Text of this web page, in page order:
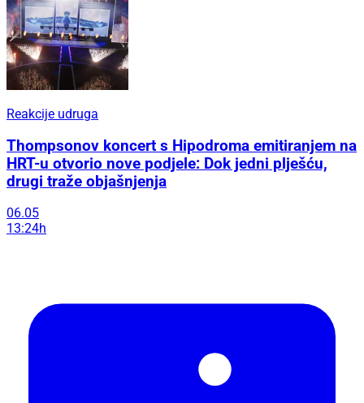
Reakcije udruga
Thompsonov koncert s Hipodroma emitiranjem na
HRT-u otvorio nove podjele: Dok jedni plješću,
drugi traže objašnjenja
06.05
13:24h